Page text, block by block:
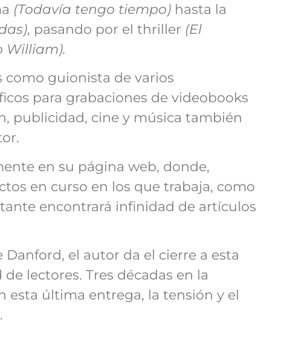
(Todavía tengo tiempo) hasta la
, pasando por el thriller (El
William).
guionista de varios
para grabaciones de videobooks
publicidad, cine y música también
en su página web, donde,
en curso en los que trabaja, como
encontrará infinidad de artículos
el autor da el cierre a esta
lectores. Tres décadas en la
esta última entrega, la tensión y el